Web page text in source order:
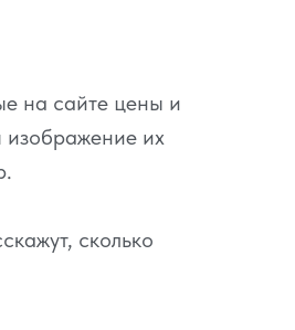
на сайте цены и
изображение их
сколько